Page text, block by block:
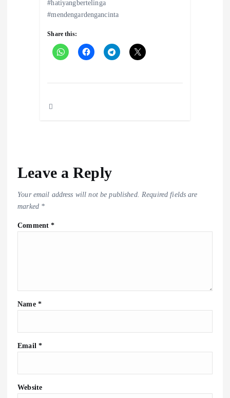
#hatiyangbertelinga
#mendengardengancinta
Share this:
Leave a Reply
Your email address will not be published. Required fields are
marked *
Comment*
Name *
Email *
Website